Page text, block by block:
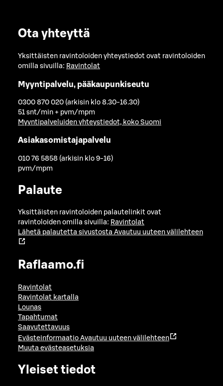
Ota yhteyttä
Yksittäisten ravintoloiden yhteystiedot ovat ravintoloiden
omilla sivuilla: Ravintolat
Myyntipalvelu, pääkaupunkiseutu
0300 870 020 (arkisin klo 8.30-16.30)
51 snt/min + pvm/mpm
Myyntipalveluiden yhteystiedot, koko Suomi
Asiakasomistajapalvelu
010 76 5858 (arkisin klo 9-16)
pvm/mpm
Palaute
Yksittäisten ravintoloiden palautelinkit ovat
ravintoloiden omilla sivuilla: Ravintolat
Lähetä palautetta sivustosta Avautuu uuteen välilehteen
Raflaamo.fi
Ravintolat
Ravintolat kartalla
Lounas
Tapahtumat
Saavutettavuus
Evästeinformaatio Avautuu uuteen välilehteen
Muuta evästeasetuksia
Yleiset tiedot